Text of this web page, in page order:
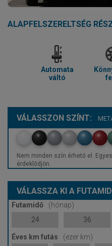
ALAPFELSZERELTSÉG
Automata
váltó
VÁLASSZON SZÍNT:
Nem minden szín érhető el.
érdeklődjön.
VÁLASSZA KI A
Futamidő
(hónap)
24
36
Éves km futás
(ezer km)